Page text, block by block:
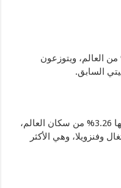
الروسية ونسبة متحدثيها 3.95% من العالم، ويتوزعون
السابق.
اللغـة البرتغالية وتبلغ نسبة الناطقين بها 3.26% من سكان العالم،
وفنزويلا، وهي الأكثر